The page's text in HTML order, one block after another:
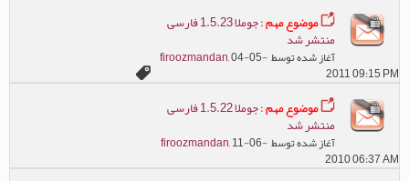
موضوع مهم : جوملا 1.5.23 فارسی
منتشر شد
آغاز شده توسط firoozmandan, 04-05-
2011 09:15 PM
موضوع مهم : جوملا 1.5.22 فارسی
منتشر شد
آغاز شده توسط firoozmandan, 11-06-
2010 06:37 AM